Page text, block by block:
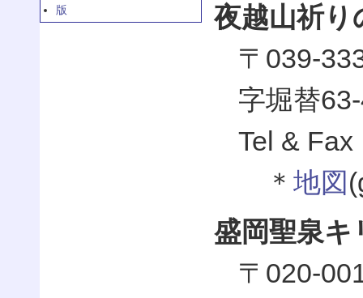
版
夜越山祈り
〒039-
字堀替
Tel &
＊ 地図
盛岡聖泉キ
〒020-